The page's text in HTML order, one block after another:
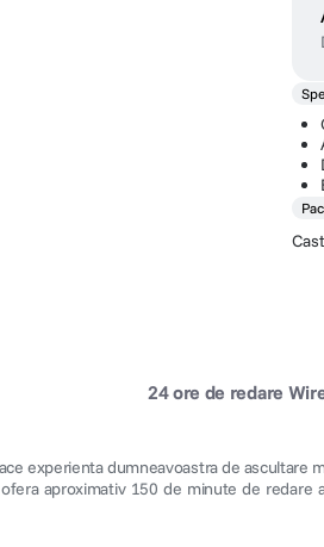
24 ore de redare
experienta dumneavoastra de ascultare
aproximativ 150 de minute de redare